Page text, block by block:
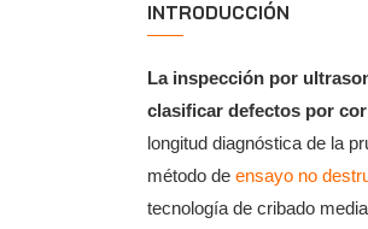
INTRODUCCIÓN
La inspección por
clasificar defectos por
longitud diagnóstica de la
método de ensayo no
tecnología de cribado